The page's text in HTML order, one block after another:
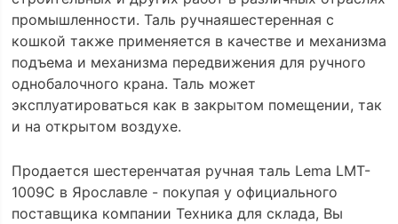
промышленности. Таль ручнаяшестеренная с
кошкой также применяется в качестве и механизма
подъема и механизма передвижения для ручного
однобалочного крана. Таль может
эксплуатироваться как в закрытом помещении, так
и на открытом воздухе.
Продается шестеренчатая ручная таль Lema LMT-
1009C в Ярославле - покупая у официального
поставщика компании Техника для склада, Вы